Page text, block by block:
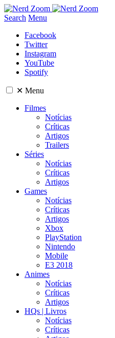
Search Menu
Facebook
Twitter
Instagram
YouTube
Spotify
✕ Menu
Filmes
Notícias
Críticas
Artigos
Trailers
Séries
Notícias
Críticas
Artigos
Games
Notícias
Críticas
Artigos
Xbox
PlayStation
Nintendo
Mobile
E3 2018
Animes
Notícias
Críticas
Artigos
HQs | Livros
Notícias
Críticas